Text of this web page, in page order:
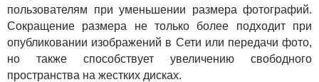
пользователям при уменьшении размера фотографий.
Сокращение размера не только более подходит при
опубликовании изображений в Сети или передачи фото,
но также способствует увеличению свободного
пространства на жестких дисках.